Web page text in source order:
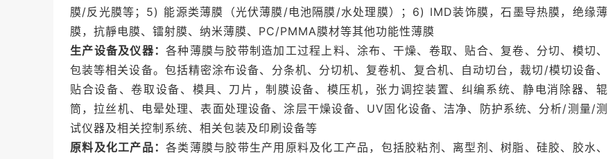
膜/反光膜等；5) 能源类薄膜（光伏薄膜/电池隔膜/水处理膜）；6) IMD装饰膜，石墨导热膜，绝缘薄
膜，抗靜电膜、镭射膜、纳米薄膜、PC/PMMA膜材等其他功能性薄膜
生产设备及仪器： 各种薄膜与胶带制造加工过程上料、涂布、干燥、卷取、贴合、复卷、分切、模切、
包装等相关设备。包括精密涂布设备、分条机、分切机、复卷机、复合机、自动切台，裁切/模切设备、
贴合设备、卷取设备、模具、刀片，制膜设备、模压机，张力调控装置、纠编系统、静电消除器、辊
筒，拉丝机、电晕处理、表面处理设备、涂层干燥设备、UV固化设备、洁净、防护系统、分析/测量/测
试仪器及相关控制系统、相关包装及印刷设备等
原料及化工产品： 各类薄膜与胶带生产用原料及化工产品，包括胶粘剂、离型剂、树脂、硅胶、胶水、